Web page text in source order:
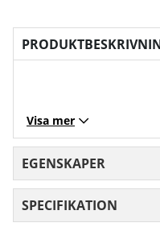
Visa mer
EGENSKAPER
SPECIFIKATION